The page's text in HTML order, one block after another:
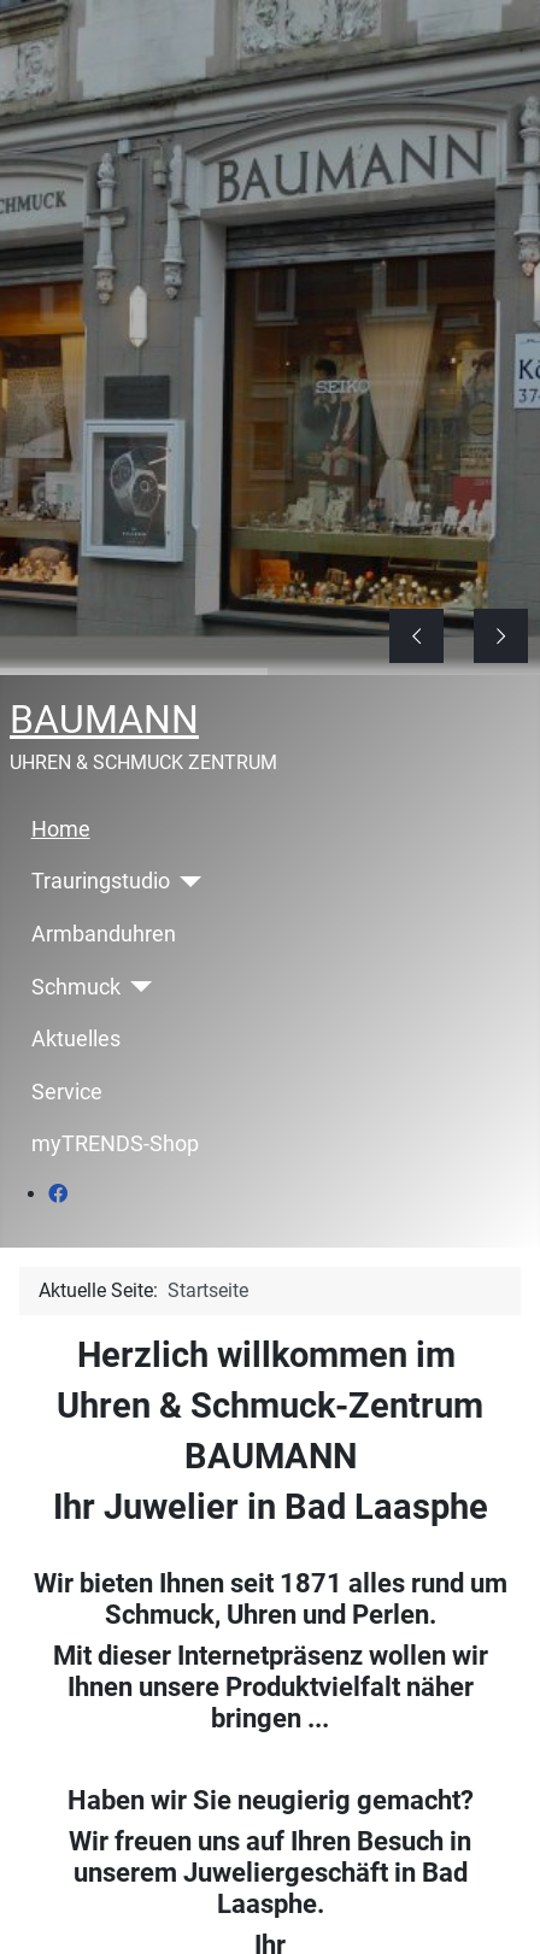
BAUMANN
UHREN & SCHMUCK ZENTRUM
Home
Trauringstudio
Armbanduhren
Schmuck
Aktuelles
Service
myTRENDS-Shop
Aktuelle Seite: Startseite
Herzlich willkommen im
Uhren & Schmuck-Zentrum
BAUMANN
Ihr Juwelier in Bad Laasphe
Wir bieten Ihnen seit 1871 alles rund um
Schmuck, Uhren und Perlen.
Mit dieser Internetpräsenz wollen wir
Ihnen unsere Produktvielfalt näher
bringen ...
Haben wir Sie neugierig gemacht?
Wir freuen uns auf Ihren Besuch in
unserem Juweliergeschäft in Bad
Laasphe.
Ihr